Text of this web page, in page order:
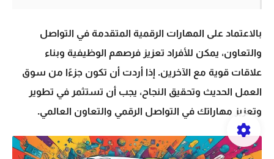
بالاعتماد على المهارات الرقمية المتقدمة في التواصل
والتعاون، يمكن للأفراد تعزيز فرصهم الوظيفية وبناء
علاقات قوية مع الآخرين. إذا أردت أن تكون جزءًا من سوق
العمل الحديث وتحقيق النجاح، يجب أن تستثمر في تطوير
وتعزيز مهاراتك في التواصل الرقمي والتعاون العالمي.